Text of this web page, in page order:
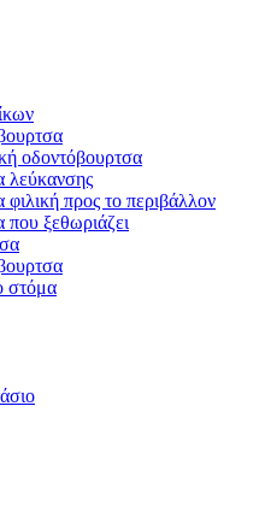
οδοντόβουρτσα
λεύκανσης
προς το περιβάλλον
ξεθωριάζει
στόμα